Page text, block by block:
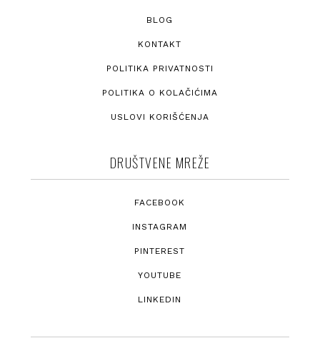
BLOG
KONTAKT
POLITIKA PRIVATNOSTI
POLITIKA O KOLAČIĆIMA
USLOVI KORIŠĆENJA
DRUŠTVENE MREŽE
FACEBOOK
INSTAGRAM
PINTEREST
YOUTUBE
LINKEDIN